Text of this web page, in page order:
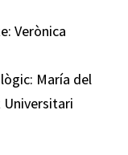
Verònica
María del